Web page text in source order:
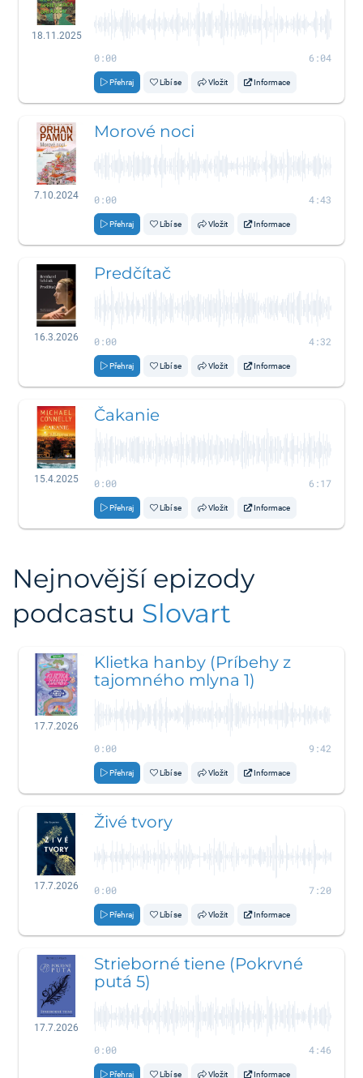
18.11.2025
0:00 6:04
Přehraj Líbí se Vložit Informace
7.10.2024
Morové noci
0:00 4:43
Přehraj Líbí se Vložit Informace
16.3.2026
Predčítač
0:00 4:32
Přehraj Líbí se Vložit Informace
15.4.2025
Čakanie
0:00 6:17
Přehraj Líbí se Vložit Informace
Nejnovější epizody
podcastu Slovart
17.7.2026
Klietka hanby (Príbehy z
tajomného mlyna 1)
0:00 9:42
Přehraj Líbí se Vložit Informace
17.7.2026
Živé tvory
0:00 7:20
Přehraj Líbí se Vložit Informace
17.7.2026
Strieborné tiene (Pokrvné
putá 5)
0:00 4:46
Přehraj Líbí se Vložit Informace